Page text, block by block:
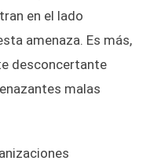
en el lado
amenaza. Es más,
desconcertante
malas